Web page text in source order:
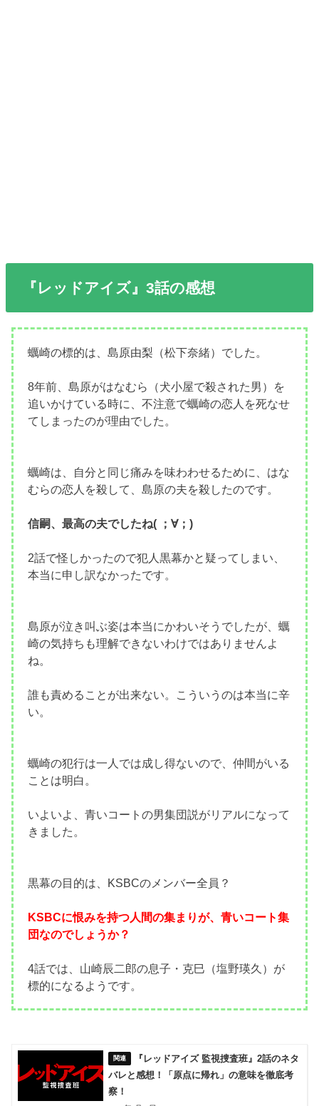
『レッドアイズ』3話の感想
蠣崎の標的は、島原由梨（松下奈緒）でした。
8年前、島原がはなむら（犬小屋で殺された男）を
追いかけている時に、不注意で蠣崎の恋人を死なせ
てしまったのが理由でした。
蠣崎は、自分と同じ痛みを味わわせるために、はな
むらの恋人を殺して、島原の夫を殺したのです。
信嗣、最高の夫でしたね( ；∀；)
2話で怪しかったので犯人黒幕かと疑ってしまい、
本当に申し訳なかったです。
島原が泣き叫ぶ姿は本当にかわいそうでしたが、蠣
崎の気持ちも理解できないわけではありませんよ
ね。
誰も責めることが出来ない。こういうのは本当に辛
い。
蠣崎の犯行は一人では成し得ないので、仲間がいる
ことは明白。
いよいよ、青いコートの男集団説がリアルになって
きました。
黒幕の目的は、KSBCのメンバー全員？
KSBCに恨みを持つ人間の集まりが、青いコート集
団なのでしょうか？
4話では、山崎辰二郎の息子・克巳（塩野瑛久）が
標的になるようです。
『レッドアイズ 監視捜査班』2話のネタ
バレと感想！「原点に帰れ」の意味を徹底考
察！